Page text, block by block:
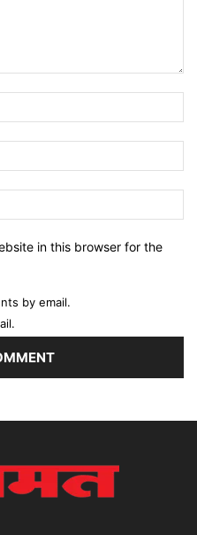
in this browser for the
by email.